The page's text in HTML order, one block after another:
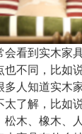
看到实木家
不同，比如
人知道实木
了解，比如
木、橡木、